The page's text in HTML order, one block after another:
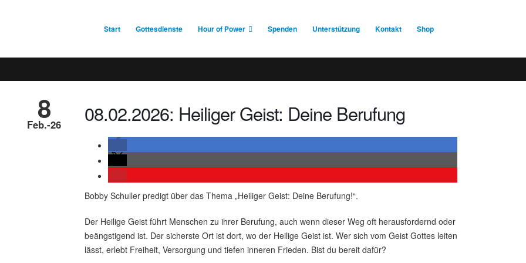
Start Gottesdienste Hour of Power Spenden Unterstützung Kontakt Shop
8
Feb.-26 08.02.2026: Heiliger Geist: Deine Berufung
Bobby Schuller predigt über das Thema „Heiliger Geist: Deine Berufung!“.
Der Heilige Geist führt Menschen zu ihrer Berufung, auch wenn dieser Weg oft herausfordernd oder
beängstigend ist. Der sicherste Ort ist dort, wo der Heilige Geist ist. Wer sich vom Geist Gottes leiten
lässt, erlebt Freiheit, Versorgung und tiefen inneren Frieden. Bist du bereit dafür?